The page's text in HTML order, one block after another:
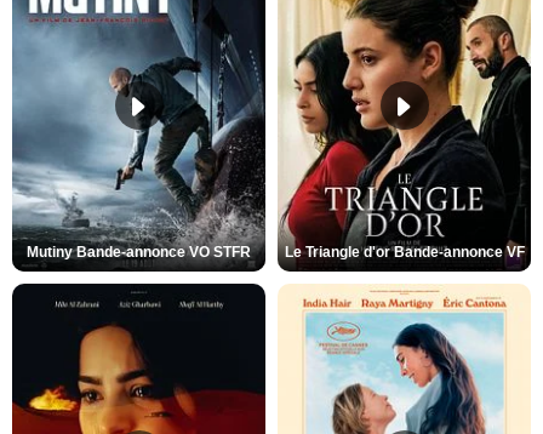
Mutiny Bande-annonce VO STFR Le Triangle d'or Bande-annonce VF